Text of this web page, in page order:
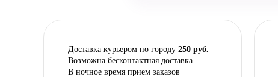
Доставка курьером по городу 250 руб.
Возможна бесконтактная доставка.
В ночное время прием заказов